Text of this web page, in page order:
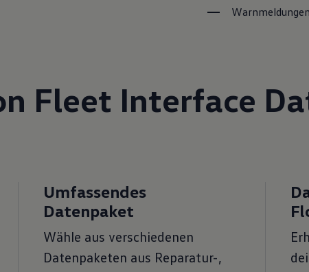
Warnmeldungen
Fleet Interface
Umfassendes
Datenpaket
Wähle aus verschiedenen
Datenpaketen aus Reparatur-,